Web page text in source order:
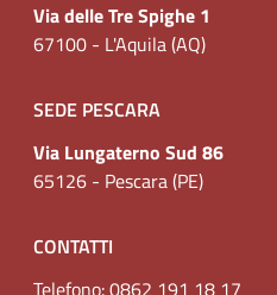
Via delle Tre Spighe 1
67100 - L'Aquila (AQ)
SEDE PESCARA
Via Lungaterno Sud 86
65126 - Pescara (PE)
CONTATTI